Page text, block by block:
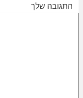
התגובה שלך